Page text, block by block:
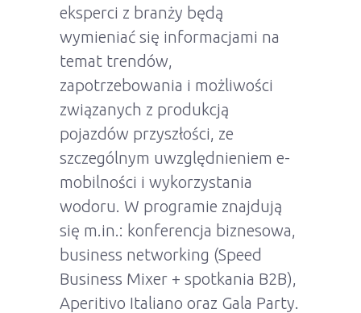
eksperci z branży będą
wymieniać się informacjami na
temat trendów,
zapotrzebowania i możliwości
związanych z produkcją
pojazdów przyszłości, ze
szczególnym uwzględnieniem e-
mobilności i wykorzystania
wodoru. W programie znajdują
się m.in.: konferencja biznesowa,
business networking (Speed
Business Mixer + spotkania B2B),
Aperitivo Italiano oraz Gala Party.